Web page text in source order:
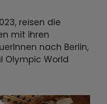
reisen die
mit ihren
nach Berlin,
Olympic World